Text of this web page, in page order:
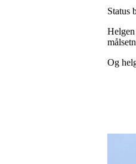
Status
Helgen
Og